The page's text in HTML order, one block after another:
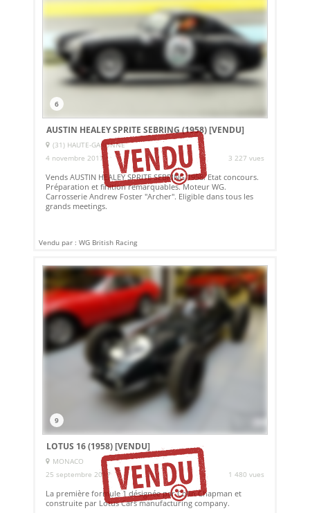
6
AUSTIN HEALEY SPRITE SEBRING (1958)[VENDU]
(31) HAUTE-GARONNE
4 novembre 2017
3 227 vues
Vends AUSTIN HEALEY SPRITE SEBRING 1958. Etat concours.
Préparation et finition remarquables. Moteur WG.
Carrosserie Andrew Foster "Archer". Eligible dans tous les
grands meetings.
Vendu par : WG British Racing
9
LOTUS 16 (1958)[VENDU]
MONACO
25 septembre 2017
1 480 vues
La première formule 1 désignée par Colin Chapman et
construite par Lotus Cars manufacturing company.